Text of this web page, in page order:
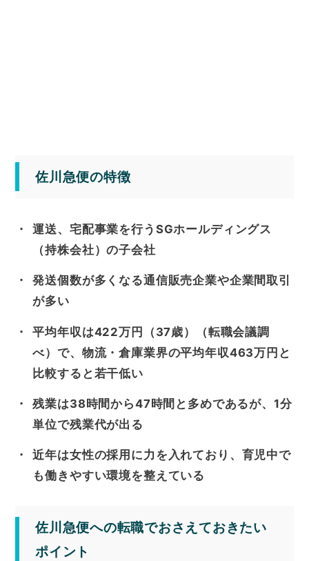
佐川急便の特徴
運送、宅配事業を行うSGホールディングス
（持株会社）の子会社
発送個数が多くなる通信販売企業や企業間取引
が多い
平均年収は422万円（37歳）（転職会議調
べ）で、物流・倉庫業界の平均年収463万円と
比較すると若干低い
残業は38時間から47時間と多めであるが、1分
単位で残業代が出る
近年は女性の採用に力を入れており、育児中で
も働きやすい環境を整えている
佐川急便への転職でおさえておきたい
ポイント